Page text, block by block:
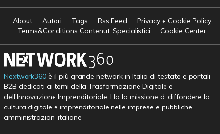
About Autori Tags Rss Feed
Privacy e Cookie Policy
Terms&Conditions Contenuti Specialistici
Cookie Center
Nextwork360è il più grande network in Italia di testate e portali
B2B dedicati ai temi della Trasformazione Digitale e
dell’Innovazione Imprenditoriale. Ha la missione di diffondere la
cultura digitale e imprenditoriale nelle imprese e pubbliche
amministrazioni italiane.